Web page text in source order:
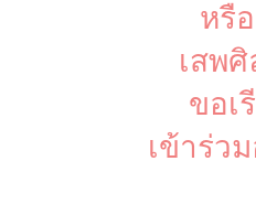
หรื
เสพ
ขอเ
เข้าร่ว